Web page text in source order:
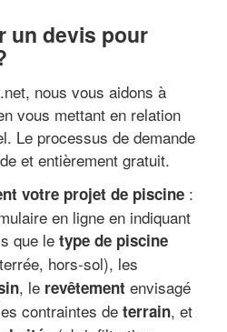
un devis pour
nous vous aidons à
vous mettant en relation
Le processus de demande
et entièrement gratuit.
votre projet de piscine :
en ligne en indiquant
que le type de piscine
hors-sol), les
, le revêtement envisagé
contraintes de terrain, et